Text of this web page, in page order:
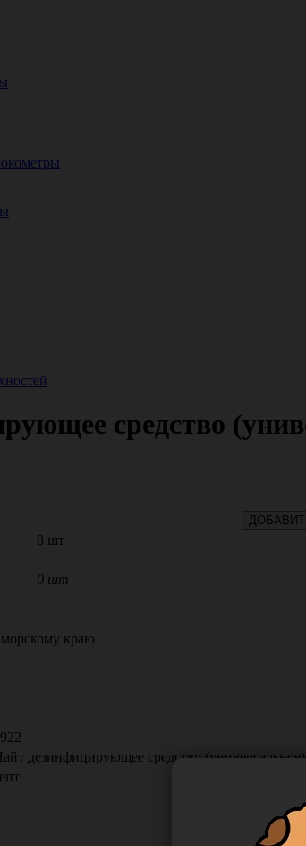
средство
8 шт
0 шт
краю
дезинфицирующее средство